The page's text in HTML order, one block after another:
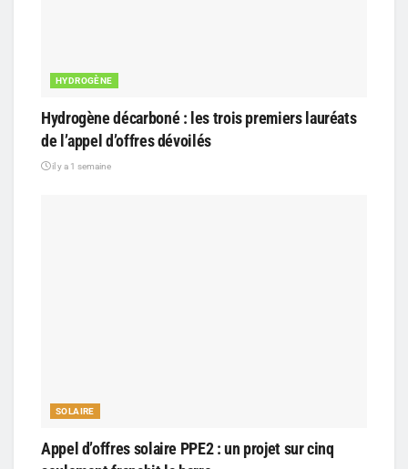
HYDROGÈNE
Hydrogène décarboné : les trois premiers lauréats
de l’appel d’offres dévoilés
il y a 1 semaine
SOLAIRE
Appel d’offres solaire PPE2 : un projet sur cinq